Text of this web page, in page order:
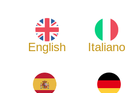
English Italiano